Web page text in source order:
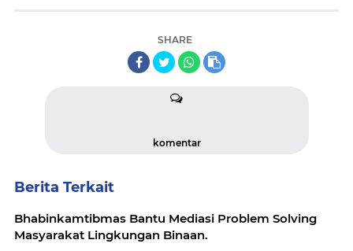
SHARE
komentar
Berita Terkait
Bhabinkamtibmas Bantu Mediasi Problem Solving
Masyarakat Lingkungan Binaan.